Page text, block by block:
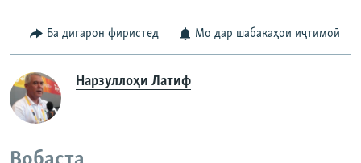
Ба дигарон фиристед Мо дар шабакаҳои иҷтимоӣ
Нарзуллоҳи Латиф